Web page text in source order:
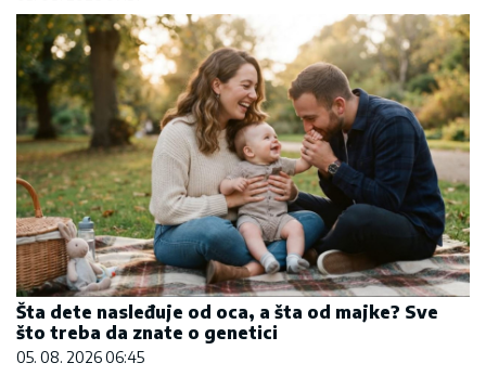
Šta dete nasleđuje od oca, a šta od majke? Sve
što treba da znate o genetici
05. 08. 2026 06:45